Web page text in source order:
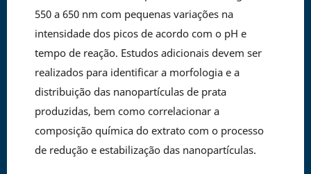
550 a 650 nm com pequenas variações na
intensidade dos picos de acordo com o pH e
tempo de reação. Estudos adicionais devem ser
realizados para identificar a morfologia e a
distribuição das nanopartículas de prata
produzidas, bem como correlacionar a
composição química do extrato com o processo
de redução e estabilização das nanopartículas.